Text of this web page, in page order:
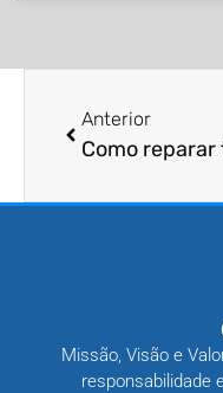
Anterior
Missão, Visão e
responsabilidade